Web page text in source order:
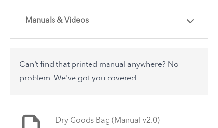
There are no articles.
Manuals & Videos
Can't find that printed manual anywhere? No
problem. We've got you covered.
Dry Goods Bag (Manual v2.0)